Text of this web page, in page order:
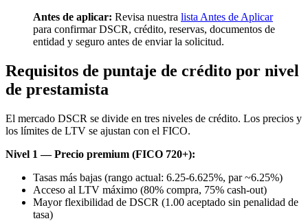
Antes de aplicar: Revisa nuestra lista Antes de Aplicar
para confirmar DSCR, crédito, reservas, documentos de
entidad y seguro antes de enviar la solicitud.
Requisitos de puntaje de crédito por nivel
de prestamista
El mercado DSCR se divide en tres niveles de crédito. Los precios y
los límites de LTV se ajustan con el FICO.
Nivel 1 — Precio premium (FICO 720+):
Tasas más bajas (rango actual: 6.25-6.625%, par ~6.25%)
Acceso al LTV máximo (80% compra, 75% cash-out)
Mayor flexibilidad de DSCR (1.00 aceptado sin penalidad de
tasa)